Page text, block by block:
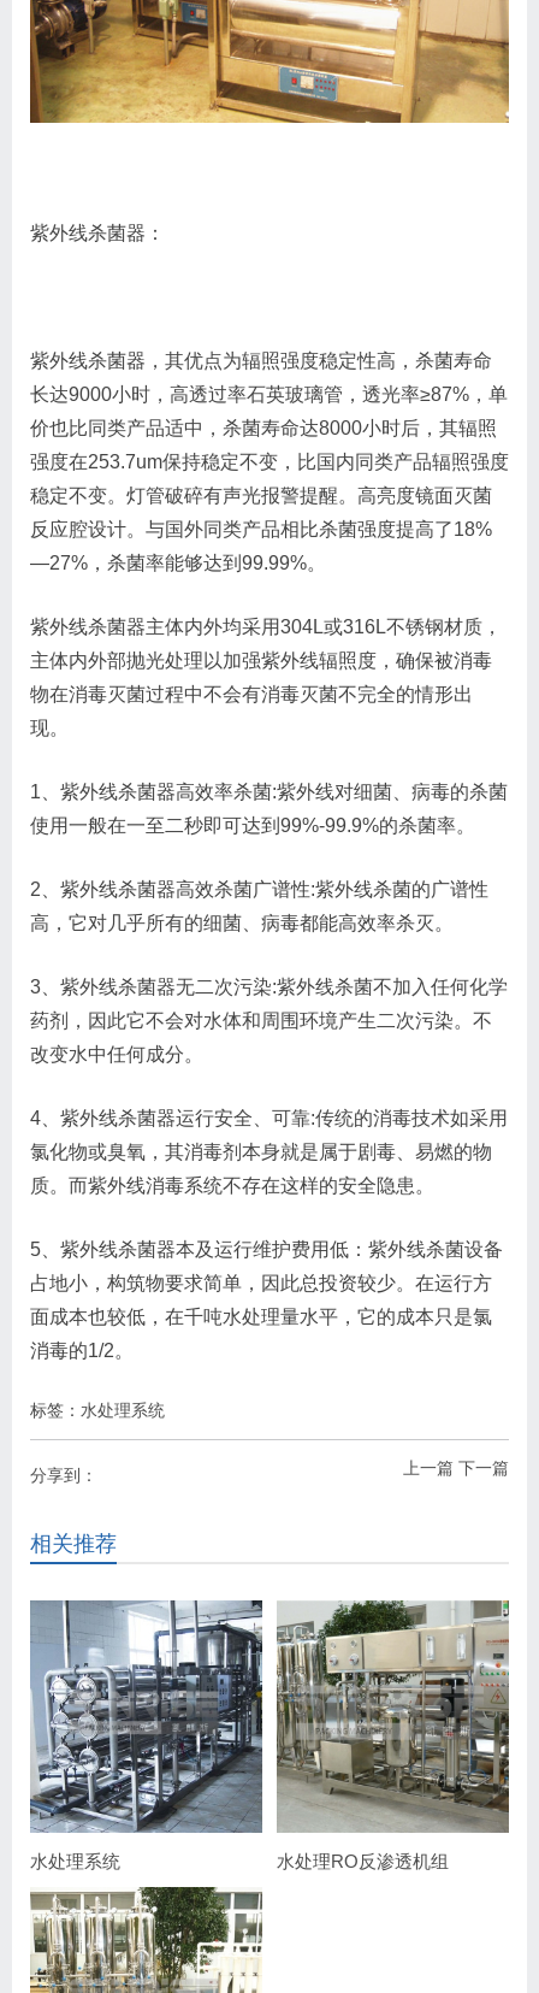
紫外线杀菌器：
紫外线杀菌器，其优点为辐照强度稳定性高，杀菌寿命
长达9000小时，高透过率石英玻璃管，透光率≥87%，单
价也比同类产品适中，杀菌寿命达8000小时后，其辐照
强度在253.7um保持稳定不变，比国内同类产品辐照强度
稳定不变。灯管破碎有声光报警提醒。高亮度镜面灭菌
反应腔设计。与国外同类产品相比杀菌强度提高了18%
—27%，杀菌率能够达到99.99%。
紫外线杀菌器主体内外均采用304L或316L不锈钢材质，
主体内外部抛光处理以加强紫外线辐照度，确保被消毒
物在消毒灭菌过程中不会有消毒灭菌不完全的情形出
现。
1、紫外线杀菌器高效率杀菌:紫外线对细菌、病毒的杀菌
使用一般在一至二秒即可达到99%-99.9%的杀菌率。
2、紫外线杀菌器高效杀菌广谱性:紫外线杀菌的广谱性
高，它对几乎所有的细菌、病毒都能高效率杀灭。
3、紫外线杀菌器无二次污染:紫外线杀菌不加入任何化学
药剂，因此它不会对水体和周围环境产生二次污染。不
改变水中任何成分。
4、紫外线杀菌器运行安全、可靠:传统的消毒技术如采用
氯化物或臭氧，其消毒剂本身就是属于剧毒、易燃的物
质。而紫外线消毒系统不存在这样的安全隐患。
5、紫外线杀菌器本及运行维护费用低：紫外线杀菌设备
占地小，构筑物要求简单，因此总投资较少。在运行方
面成本也较低，在千吨水处理量水平，它的成本只是氯
消毒的1/2。
标签： 水处理系统
上一篇 下一篇
分享到：
相关推荐
水处理系统 水处理RO反渗透机组